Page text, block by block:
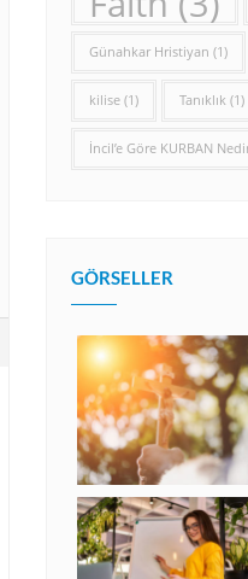
Günahkar Hristiyan (1)
kilise (1) Tanıklık (1)
İncil’e Göre KURBAN
GÖRSELLER